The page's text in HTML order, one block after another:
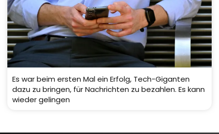
Es war beim ersten Mal ein Erfolg, Tech-Giganten
dazu zu bringen, für Nachrichten zu bezahlen. Es kann
wieder gelingen